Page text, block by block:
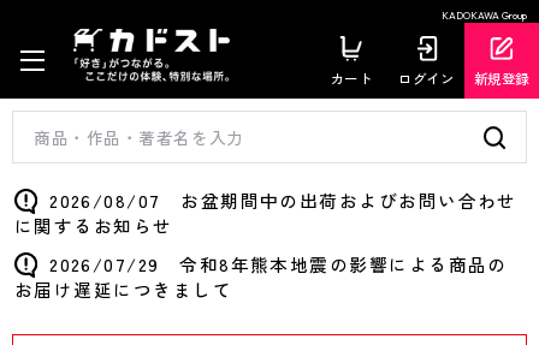
KADOKAWA Group
カート ログイン 新規登録
2026/08/07 お盆期間中の出荷およびお問い合わせ
に関するお知らせ
2026/07/29 令和8年熊本地震の影響による商品の
お届け遅延につきまして